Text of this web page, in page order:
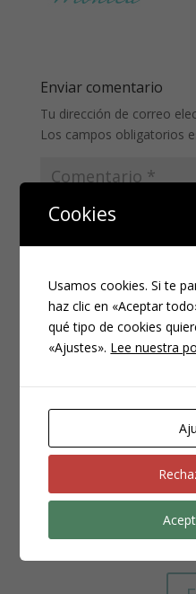
Enviar comentario
Tu dirección de correo
Los campos obligatorios
Guarda mi nombre,
Cookies
Usamos cookies. Si te
haz clic en «Aceptar
qué tipo de cookies
«Ajustes». Lee nuestra